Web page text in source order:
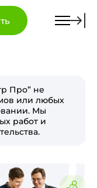
Про” не
или любых
Мы
работ и